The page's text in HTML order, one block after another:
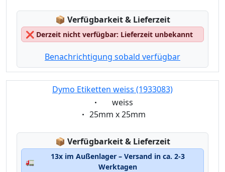
📦 Lagerstatus:
Verfügbarkeit & Lieferzeit
❌ Derzeit nicht verfügbar: Lieferzeit unbekannt
Benachrichtigung sobald verfügbar
Dymo Etiketten weiss (1933083)
Eigenschaft:
weiss
Eigenschaft:
25mm x 25mm
📦 Lagerstatus:
Verfügbarkeit & Lieferzeit
🚛
13x im Außenlager – Versand in ca. 2-3
Werktagen